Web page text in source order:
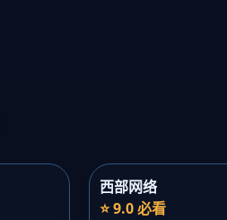
西部网络
⭐ 9.0 必看